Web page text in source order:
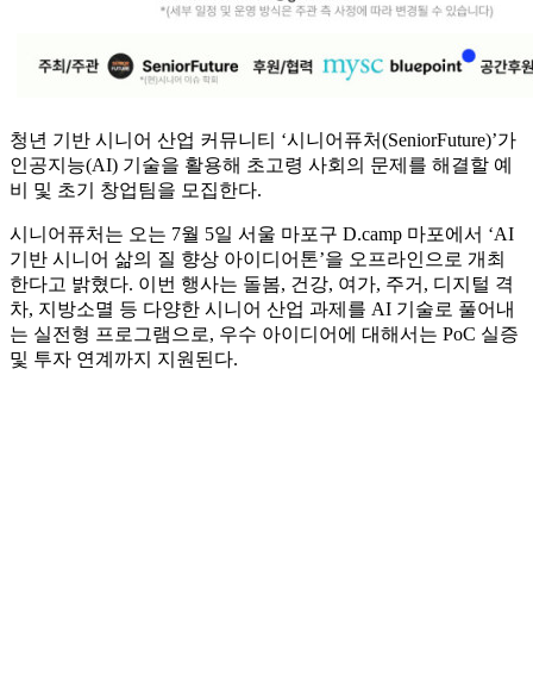
청년 기반 시니어 산업 커뮤니티 ‘시니어퓨처(SeniorFuture)’가
인공지능(AI) 기술을 활용해 초고령 사회의 문제를 해결할 예
비 및 초기 창업팀을 모집한다.
시니어퓨처는 오는 7월 5일 서울 마포구 D.camp 마포에서 ‘AI
기반 시니어 삶의 질 향상 아이디어톤’을 오프라인으로 개최
한다고 밝혔다. 이번 행사는 돌봄, 건강, 여가, 주거, 디지털 격
차, 지방소멸 등 다양한 시니어 산업 과제를 AI 기술로 풀어내
는 실전형 프로그램으로, 우수 아이디어에 대해서는 PoC 실증
및 투자 연계까지 지원된다.